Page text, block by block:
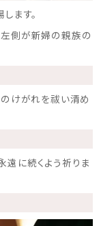
ます。
左側が新婦の親族の
けがれを祓い清め
に続くよう祈りま